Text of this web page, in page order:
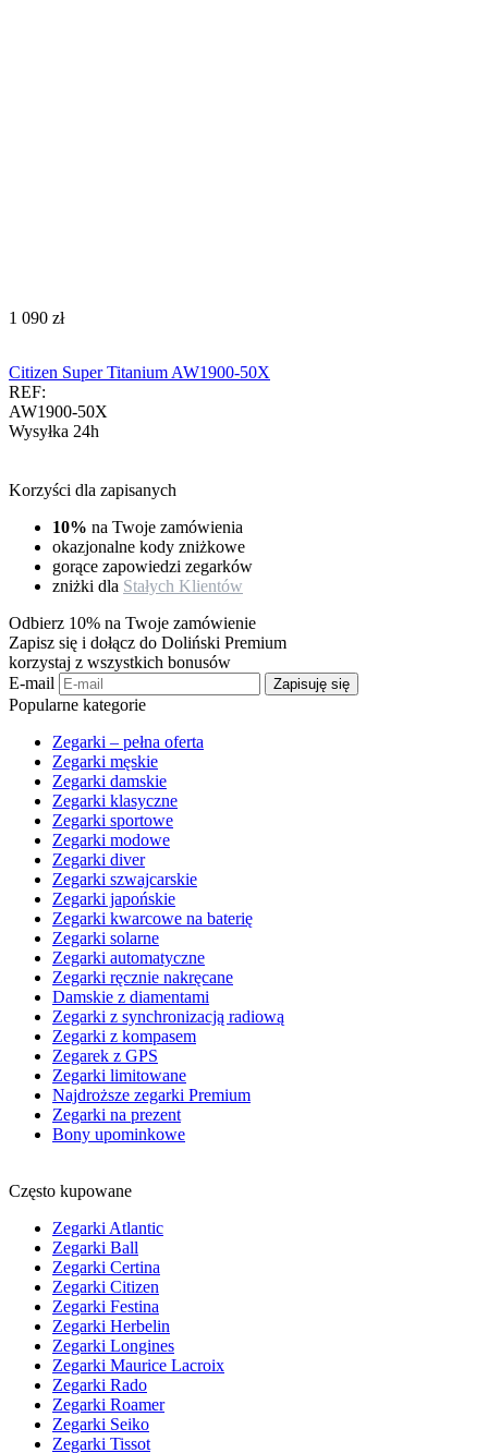
‍1 090‍ zł
Citizen Super Titanium AW1900-50X
REF:
AW1900-50X
Wysyłka 24h
Korzyści dla zapisanych
10% na Twoje zamówienia
okazjonalne kody zniżkowe
gorące zapowiedzi zegarków
zniżki dla Stałych Klientów
Odbierz 10% na Twoje zamówienie
Zapisz się i dołącz do Doliński Premium
korzystaj z wszystkich bonusów
E-mail
Zapisuję się
Popularne kategorie
Zegarki – pełna oferta
Zegarki męskie
Zegarki damskie
Zegarki klasyczne
Zegarki sportowe
Zegarki modowe
Zegarki diver
Zegarki szwajcarskie
Zegarki japońskie
Zegarki kwarcowe na baterię
Zegarki solarne
Zegarki automatyczne
Zegarki ręcznie nakręcane
Damskie z diamentami
Zegarki z synchronizacją radiową
Zegarki z kompasem
Zegarek z GPS
Zegarki limitowane
Najdroższe zegarki Premium
Zegarki na prezent
Bony upominkowe
Często kupowane
Zegarki Atlantic
Zegarki Ball
Zegarki Certina
Zegarki Citizen
Zegarki Festina
Zegarki Herbelin
Zegarki Longines
Zegarki Maurice Lacroix
Zegarki Rado
Zegarki Roamer
Zegarki Seiko
Zegarki Tissot